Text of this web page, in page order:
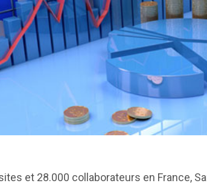
et 28.000 collaborateurs en France,